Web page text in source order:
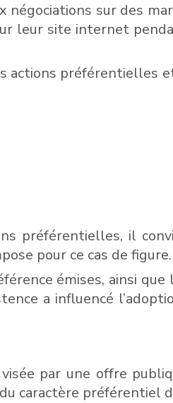
sur des
leur site internet
actions préférentielles
préférentielles, il
pour ce cas de figure.
émises, ainsi que
a influencé
par une offre
caractère préférentiel